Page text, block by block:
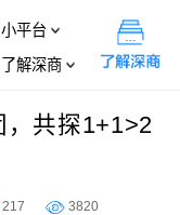
平台
了解深商
，共探1+1>2
217 3820